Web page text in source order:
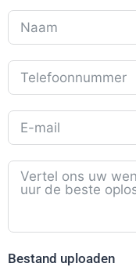
Bestand uploaden